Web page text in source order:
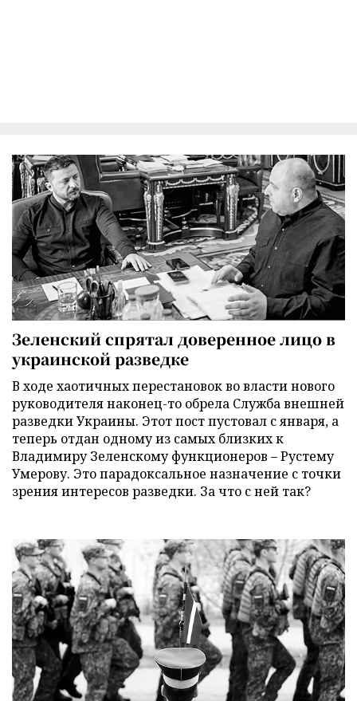
Зеленский спрятал доверенное лицо в
украинской разведке
В ходе хаотичных перестановок во власти нового
руководителя наконец-то обрела Служба внешней
разведки Украины. Этот пост пустовал с января, а
теперь отдан одному из самых близких к
Владимиру Зеленскому функционеров – Рустему
Умерову. Это парадоксальное назначение с точки
зрения интересов разведки. За что с ней так?